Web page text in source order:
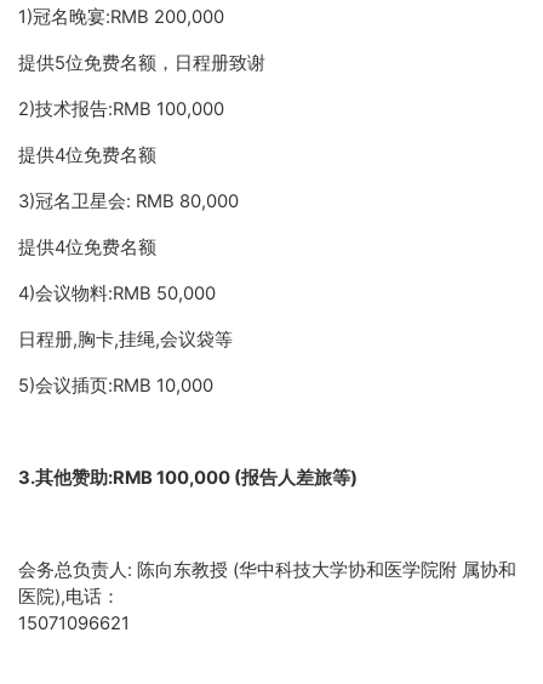
1)冠名晚宴:RMB 200,000
提供5位免费名额，日程册致谢
2)技术报告:RMB 100,000
提供4位免费名额
3)冠名卫星会: RMB 80,000
提供4位免费名额
4)会议物料:RMB 50,000
日程册,胸卡,挂绳,会议袋等
5)会议插页:RMB 10,000
3.其他赞助:RMB 100,000 (报告人差旅等)
会务总负责人: 陈向东教授 (华中科技大学协和医学院附 属协和
医院),电话：
15071096621